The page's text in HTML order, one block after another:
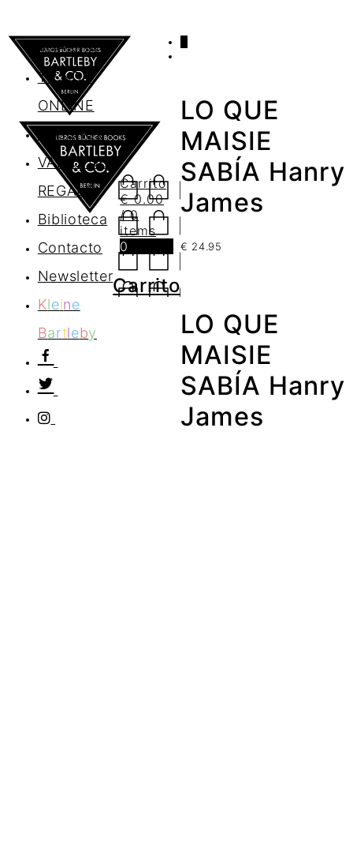
AGENDA
TIENDA
ONLINE
Nosotros
VALES DE
REGALO
Biblioteca
Contacto
Newsletter
Kleine
Bartleby
Carrito
€0.00
/ 0
items
0
Carrito
LO QUE
MAISIE
SABÍA Hanry
James
€ 24.95
LO QUE
MAISIE
SABÍA Hanry
James